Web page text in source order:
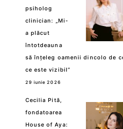
psiholog
clinician: „Mi-
a plăcut
întotdeauna
să înțeleg oamenii dincolo de
ce este vizibil”
29 iunie 2026
Cecilia Pită,
fondatoarea
House of Aya: